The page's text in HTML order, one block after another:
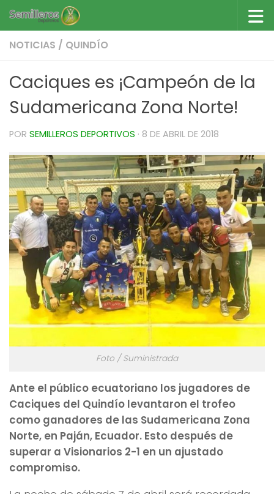
Saltar al contenido
NOTICIAS / QUINDÍO
Caciques es ¡Campeón de la
Sudamericana Zona Norte!
POR SEMILLEROS DEPORTIVOS · 8 DE ABRIL DE 2018
Foto / Suministrada
Ante el público ecuatoriano los jugadores de
Caciques del Quindío levantaron el trofeo
como ganadores de las Sudamericana Zona
Norte, en Paján, Ecuador. Esto después de
superar a Visionarios 2-1 en un ajustado
compromiso.